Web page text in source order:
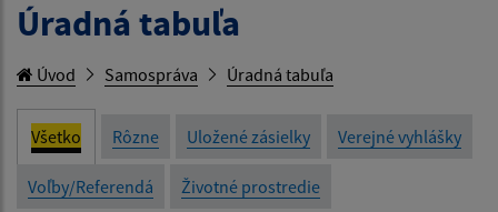
Úradná tabuľa
Úvod Samospráva Úradná tabuľa
Všetko Rôzne Uložené zásielky Verejné vyhlášky
Voľby/Referendá Životné prostredie